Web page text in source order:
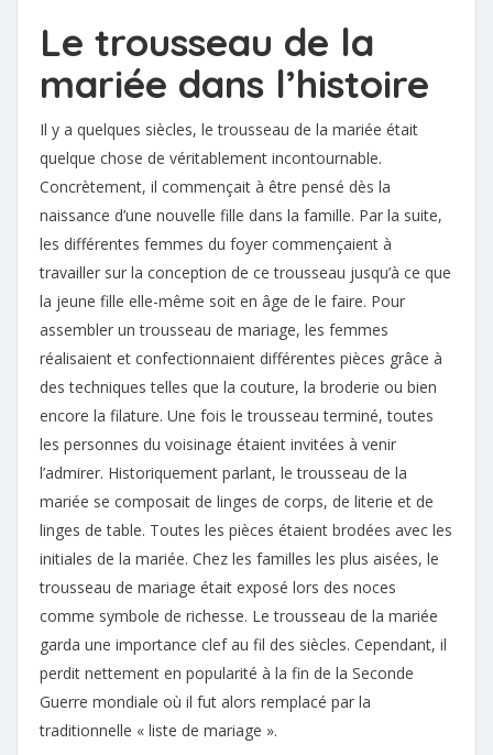
Le trousseau de la
mariée dans l’histoire
Il y a quelques siècles, le trousseau de la mariée était
quelque chose de véritablement incontournable.
Concrètement, il commençait à être pensé dès la
naissance d’une nouvelle fille dans la famille. Par la suite,
les différentes femmes du foyer commençaient à
travailler sur la conception de ce trousseau jusqu’à ce que
la jeune fille elle-même soit en âge de le faire. Pour
assembler un trousseau de mariage, les femmes
réalisaient et confectionnaient différentes pièces grâce à
des techniques telles que la couture, la broderie ou bien
encore la filature. Une fois le trousseau terminé, toutes
les personnes du voisinage étaient invitées à venir
l’admirer. Historiquement parlant, le trousseau de la
mariée se composait de linges de corps, de literie et de
linges de table. Toutes les pièces étaient brodées avec les
initiales de la mariée. Chez les familles les plus aisées, le
trousseau de mariage était exposé lors des noces
comme symbole de richesse. Le trousseau de la mariée
garda une importance clef au fil des siècles. Cependant, il
perdit nettement en popularité à la fin de la Seconde
Guerre mondiale où il fut alors remplacé par la
traditionnelle « liste de mariage ».